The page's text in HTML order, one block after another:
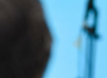
Previous